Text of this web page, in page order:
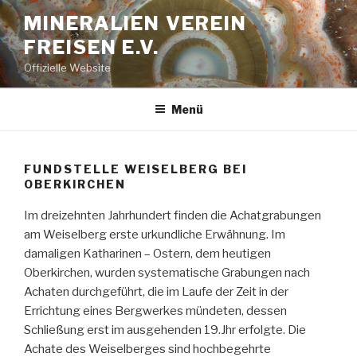
Zum
Inhalt
springen
MINERALIEN VEREIN
FREISEN E.V.
Offizielle Website
Menü
FUNDSTELLE WEISELBERG BEI
OBERKIRCHEN
Im dreizehnten Jahrhundert finden die Achatgrabungen
am Weiselberg erste urkundliche Erwähnung. Im
damaligen Katharinen – Ostern, dem heutigen
Oberkirchen, wurden systematische Grabungen nach
Achaten durchgeführt, die im Laufe der Zeit in der
Errichtung eines Bergwerkes mündeten, dessen
Schließung erst im ausgehenden 19.Jhr erfolgte. Die
Achate des Weiselberges sind hochbegehrte